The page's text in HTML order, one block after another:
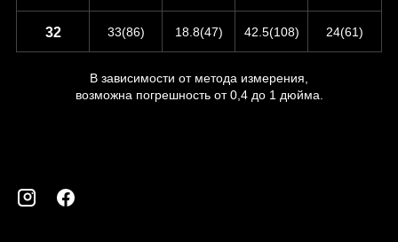
32 33(86) 18.8(47) 42.5(108) 24(61)
В зависимости от метода измерения,
возможна погрешность от 0,4 до 1 дюйма.
ИнстаграмФейсбук